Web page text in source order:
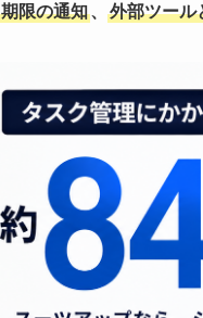
期限の通知、 外部ツール